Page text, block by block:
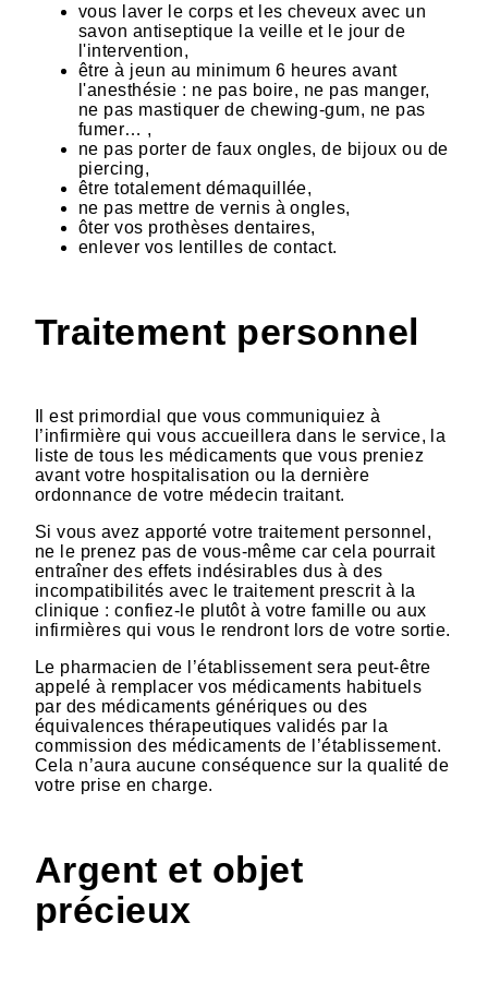
vous laver le corps et les cheveux avec un
savon antiseptique la veille et le jour de
l'intervention,
être à jeun au minimum 6 heures avant
l'anesthésie : ne pas boire, ne pas manger,
ne pas mastiquer de chewing-gum, ne pas
fumer… ,
ne pas porter de faux ongles, de bijoux ou de
piercing,
être totalement démaquillée,
ne pas mettre de vernis à ongles,
ôter vos prothèses dentaires,
enlever vos lentilles de contact.
Traitement personnel
Il est primordial que vous communiquiez à
l’infirmière qui vous accueillera dans le service, la
liste de tous les médicaments que vous preniez
avant votre hospitalisation ou la dernière
ordonnance de votre médecin traitant.
Si vous avez apporté votre traitement personnel,
ne le prenez pas de vous-même car cela pourrait
entraîner des effets indésirables dus à des
incompatibilités avec le traitement prescrit à la
clinique : confiez-le plutôt à votre famille ou aux
infirmières qui vous le rendront lors de votre sortie.
Le pharmacien de l’établissement sera peut-être
appelé à remplacer vos médicaments habituels
par des médicaments génériques ou des
équivalences thérapeutiques validés par la
commission des médicaments de l’établissement.
Cela n’aura aucune conséquence sur la qualité de
votre prise en charge.
Argent et objet
précieux